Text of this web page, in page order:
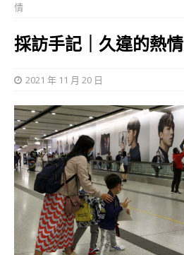
情
採訪手記｜久違的熱情
2021 年 11 月 20 日